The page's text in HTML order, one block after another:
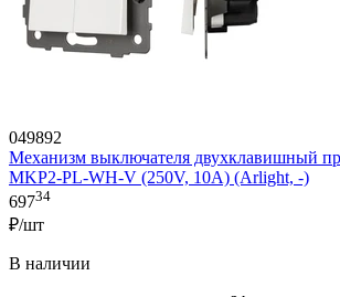
049892
Механизм выключателя двухклавишный
MKP2-PL-WH-V (250V, 10A) (Arlight, -)
69734
₽/шт
В наличии